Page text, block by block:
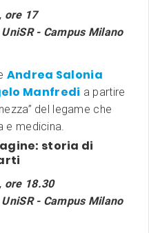
ore 17
- Campus Milano
Andrea Salonia
Manfredi a partire
del legame che
e medicina.
storia di
ore 18.30
- Campus Milano